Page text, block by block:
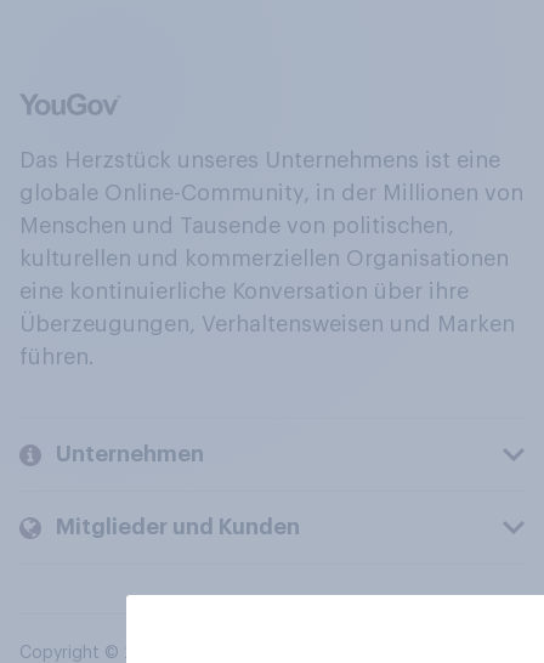
Das Herzstück unseres Unternehmens ist eine
globale Online-Community, in der Millionen von
Menschen und Tausende von politischen,
kulturellen und kommerziellen Organisationen
eine kontinuierliche Konversation über ihre
Überzeugungen, Verhaltensweisen und Marken
führen.
Unternehmen
Mitglieder und Kunden
Copyright © 2026 YouGov PLC. Alle Rechte vorbehalten.